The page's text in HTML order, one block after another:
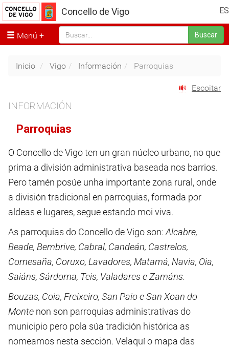
ES
Concello de Vigo
Menú Buscar
Inicio Vigo Información Parroquias
Escoitar
INFORMACIÓN
Parroquias
O Concello de Vigo ten un gran núcleo urbano, no que
prima a división administrativa baseada nos barrios.
Pero tamén posúe unha importante zona rural, onde
a división tradicional en parroquias, formada por
aldeas e lugares, segue estando moi viva.
As parroquias do Concello de Vigo son: Alcabre,
Beade, Bembrive, Cabral, Candeán, Castrelos,
Comesaña, Coruxo, Lavadores, Matamá, Navia, Oia,
Saiáns, Sárdoma, Teis, Valadares e Zamáns.
Bouzas, Coia, Freixeiro, San Paio e San Xoan do
Monte non son parroquias administrativas do
municipio pero pola súa tradición histórica as
nomeamos nesta sección. Velaquí o mapa das